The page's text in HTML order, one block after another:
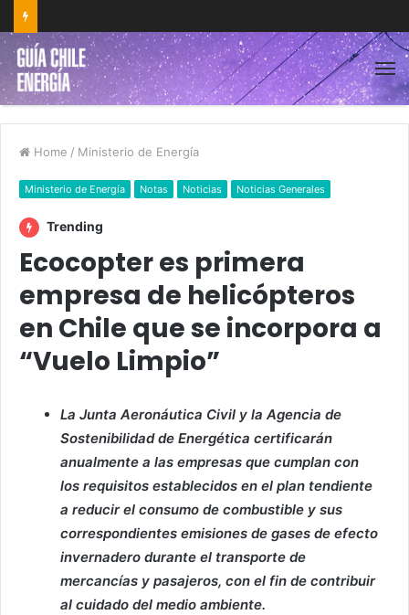
Home / Ministerio de Energía
Ministerio de Energía Notas Noticias Noticias Generales
Trending
Ecocopter es primera
empresa de helicópteros
en Chile que se incorpora a
“Vuelo Limpio”
La Junta Aeronáutica Civil y la Agencia de
Sostenibilidad de Energética certificarán
anualmente a las empresas que cumplan con
los requisitos establecidos en el plan tendiente
a reducir el consumo de combustible y sus
correspondientes emisiones de gases de efecto
invernadero durante el transporte de
mercancías y pasajeros, con el fin de contribuir
al cuidado del medio ambiente.